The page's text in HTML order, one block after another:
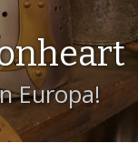
Europa!